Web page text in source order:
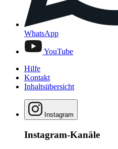
WhatsApp
YouTube
Hilfe
Kontakt
Inhaltsübersicht
Instagram
Instagram-Kanäle